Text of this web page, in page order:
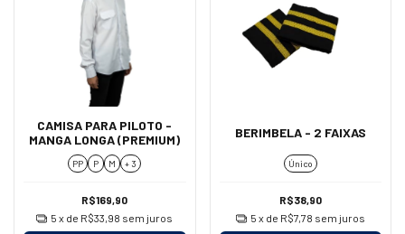
CAMISA PARA PILOTO -
MANGA LONGA (PREMIUM)
PP P M + 3
R$169,90
5 x de R$33,98 sem juros
BERIMBELA - 2 FAIXAS
Único
R$38,90
5 x de R$7,78 sem juros